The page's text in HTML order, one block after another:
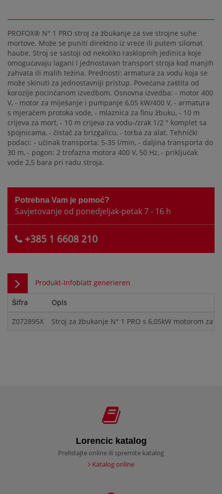
PROFOX® N° 1 PRO stroj za žbukanje za sve strojne suhe
mortove. Može se puniti direktno iz vreće ili putem silomat
haube. Stroj se sastoji od nekoliko rasklopnih jedinica koje
omogućavaju lagani i jednostavan transport stroja kod manjih
zahvata ili malih težina. Prednosti: armatura za vodu koja se
može skinuti za jednostavniji pristup. Povećana zaštita od
korozije pocinčanom izvedbom. Osnovna izvedba: - motor 400
V, - motor za miješanje i pumpanje 6,05 kW/400 V, - armatura
s mjeračem protoka vode, - mlaznica za finu žbuku, - 10 m
crijeva za mort, - 10 m crijeva za vodu-/zrak 1/2 " komplet sa
spojnicama, - čistač za brizgalicu, - torba za alat. Tehnički
podaci: - učinak transporta: 5-35 l/min, - daljina transporta do
30 m, - pogon: 2 trofazna motora 400 V, 50 Hz, - priključak
vode 2,5 bara pri radu stroja.
Potrebna Vam je pomoć?
Savjetovanje od ponedjeljak-petak 7 - 16 h
+385 1 6608 210
Produkt-Infoblatt generieren
Šifra
Opis
Z072895X
Stroj za žbukanje N° 1 PRO s 6,05kW motorom za
Lorencic katalog
Prelistajte online ili spremite katalog
Katalog online